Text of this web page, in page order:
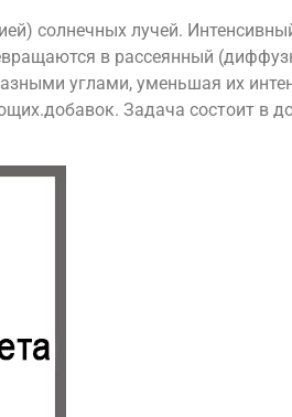
солнечных лучей.
в рассеянный
углами, уменьшая их
Задача состоит в